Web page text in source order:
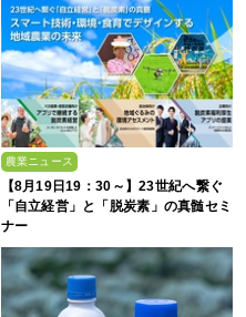
農業ニュース
【8月19日19：30～】23世紀へ繋ぐ
「自立経営」と「脱炭素」の真髄セミ
ナー